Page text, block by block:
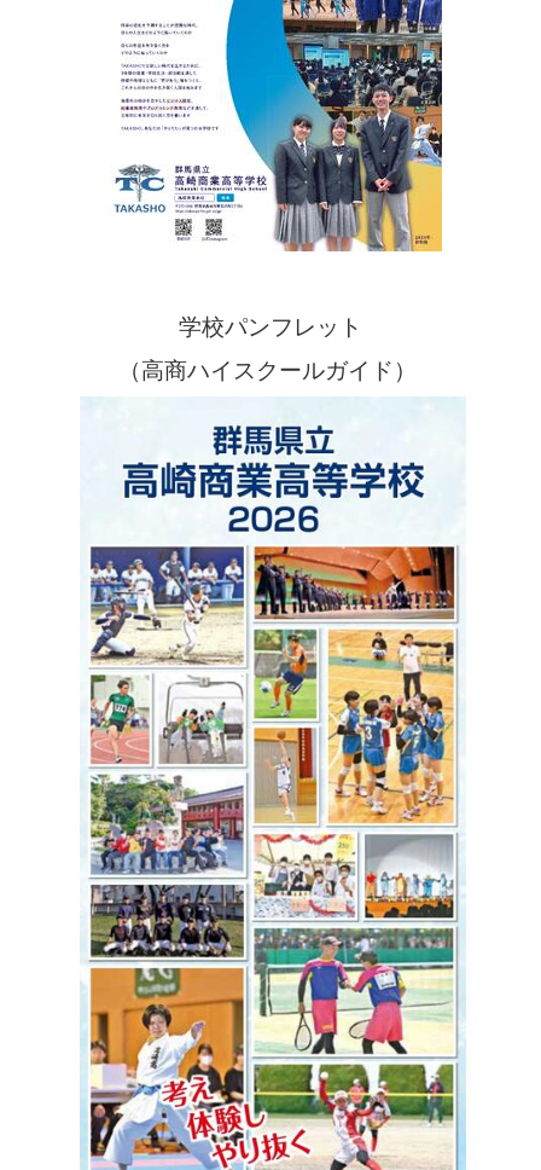
学校パンフレット
（高商ハイスクールガイド）